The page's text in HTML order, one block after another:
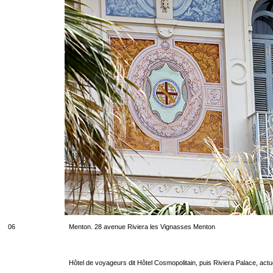
06 Menton. 28 avenue Riviera les Vignasses Menton
Hôtel de voyageurs dit Hôtel Cosmopolitain, puis Riviera Palace,